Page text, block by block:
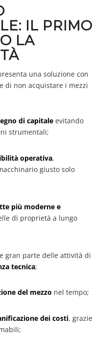
IL PRIMO
LA
una soluzione con
di non acquistare i mezzi
di capitaleevitando
strumentali;
operativa,
giusto solo
più moderne e
di proprietà a lungo
gran parte delle attività di
tecnica;
del mezzo nel tempo;
dei costi, grazie